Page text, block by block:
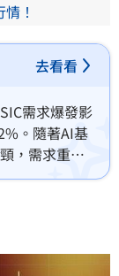
！
去看看
需求爆發影
。隨著AI基
，需求重心
）、南電
惠最深。投